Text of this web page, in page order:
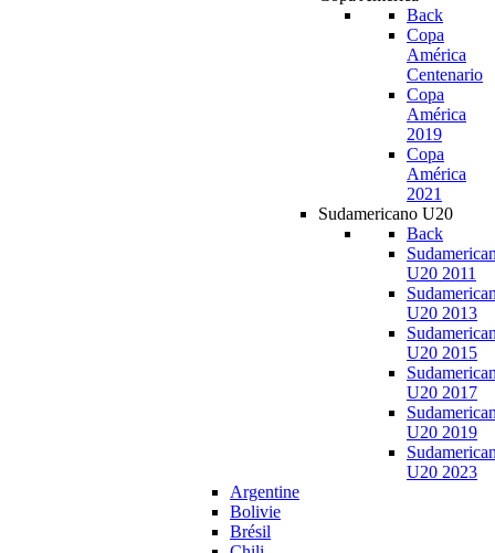
Back
Copa
América
Centenario
Copa
América
2019
Copa
América
2021
Sudamericano U20
Back
U20 2011
U20 2013
U20 2015
U20 2017
U20 2019
U20 2023
Argentine
Bolivie
Brésil